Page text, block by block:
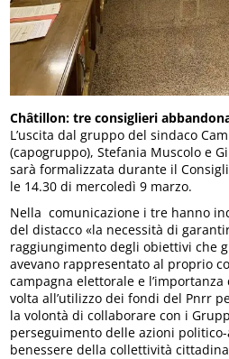
Châtillon: tre consiglieri
L’uscita dal gruppo del sindaco
(capogruppo), Stefania Muscolo e
sarà formalizzata durante il
le 14.30 di mercoledì 9 marzo.
Nella comunicazione i tre hanno
del distacco «la necessità di
raggiungimento degli obiettivi che
avevano rappresentato al proprio
campagna elettorale e
volta all’utilizzo dei fondi del Pnrr
la volontà di collaborare con i
perseguimento delle azioni
benessere della collettività